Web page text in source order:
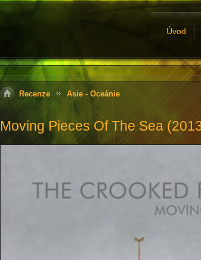
Úvod
Recenze Asie - Oceánie
Moving Pieces Of The Sea